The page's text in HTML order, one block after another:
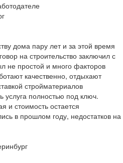
дома пару лет и за этой время
на строительство заключил с
не простой и много факторов
качественно, отдыхают
стройматериалов
услуга полностью под ключ.
и стоимость остается
в прошлом году, недостатков на